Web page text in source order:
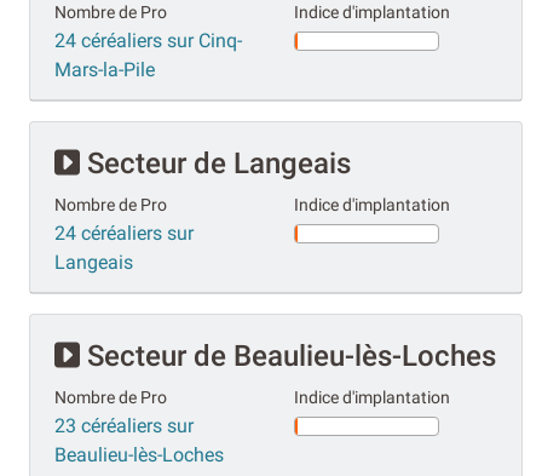
Nombre de Pro
24 céréaliers sur Cinq-
Mars-la-Pile
Indice d'implantation
Secteur de Langeais
Nombre de Pro
24 céréaliers sur
Langeais
Indice d'implantation
Secteur de Beaulieu-lès-Loches
Nombre de Pro
23 céréaliers sur
Beaulieu-lès-Loches
Indice d'implantation